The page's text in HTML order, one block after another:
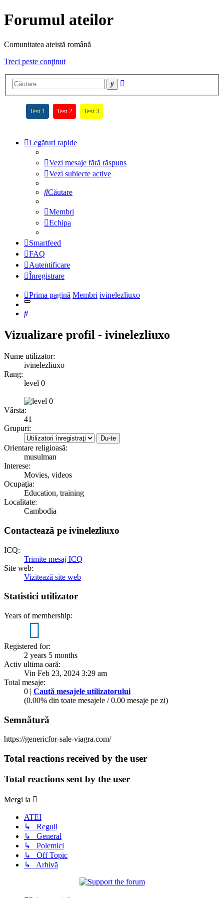
Forumul ateilor
Comunitatea ateistă română
Treci peste conţinut
Căutare
Test 1 (Opens a new tab)
Test 2 (Opens a new tab)
Test 3
Legături rapide
Vezi mesaje fără răspuns
Vezi subiecte active
Căutare
Membri
Echipa
Smartfeed
FAQ
Autentificare
Înregistrare
Prima pagină Membri ivinelezliuxo
Căutare
Vizualizare profil - ivinelezliuxo
Nume utilizator:
ivinelezliuxo
Rang:
level 0
Vârsta:
41
Grupuri:
Orientare religioasă:
musulman
Interese:
Movies, videos
Ocupaţia:
Education, training
Localitate:
Cambodia
Contactează pe ivinelezliuxo
ICQ:
Trimite mesaj ICQ
Site web:
Vizitează site web
Statistici utilizator
Years of membership:
Registered for:
2 years 5 months
Activ ultima oară:
Vin Feb 23, 2024 3:29 am
Total mesaje:
0 | Caută mesajele utilizatorului
(0.00% din toate mesajele / 0.00 mesaje pe zi)
Semnătură
https://genericfor-sale-viagra.com/
Total reactions received by the user
Total reactions sent by the user
Mergi la
ATEI
↳ Reguli
↳ General
↳ Polemici
↳ Off Topic
↳ Arhivă